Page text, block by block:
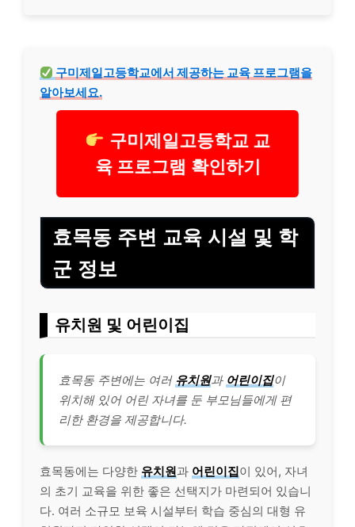
구미제일고등학교에서 제공하는 교육 프로그램을
알아보세요.
구미제일고등학교 교
육 프로그램 확인하기
효목동 주변 교육 시설 및 학
군 정보
유치원 및 어린이집
효목동 주변에는 여러 유치원과 어린이집이
위치해 있어 어린 자녀를 둔 부모님들에게 편
리한 환경을 제공합니다.
효목동에는 다양한 유치원과 어린이집이 있어, 자녀
의 초기 교육을 위한 좋은 선택지가 마련되어 있습니
다. 여러 소규모 보육 시설부터 학습 중심의 대형 유